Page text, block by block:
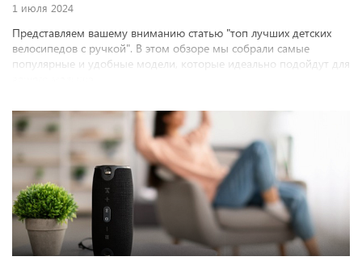
1 июля 2024
Представляем вашему вниманию статью "топ лучших детских
велосипедов с ручкой". В этом обзоре мы собрали самые
популярные и удобные модели, которые идеально подойдут для